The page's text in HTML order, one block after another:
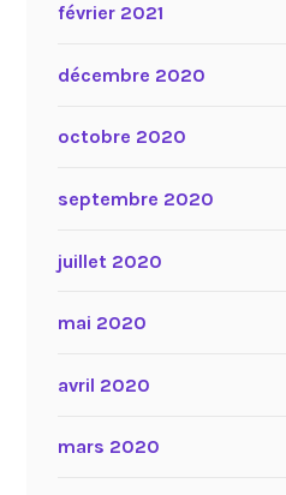
février 2021
décembre 2020
octobre 2020
septembre 2020
juillet 2020
mai 2020
avril 2020
mars 2020